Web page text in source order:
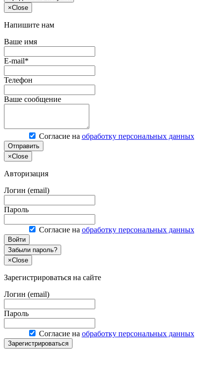
×Close
Напишите нам
Ваше имя
E-mail*
Телефон
Ваше сообщение
Согласие на обработку персональных данных
Отправить
×Close
Авторизация
Логин (email)
Пароль
Согласие на обработку персональных данных
Войти
Забыли пароль?
×Close
Зарегистрироваться на сайте
Логин (email)
Пароль
Согласие на обработку персональных данных
Зарегистрироваться